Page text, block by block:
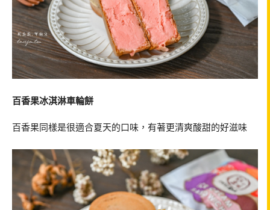
百香果冰淇淋車輪餅
百香果同樣是很適合夏天的口味，有著更清爽酸甜的好滋味